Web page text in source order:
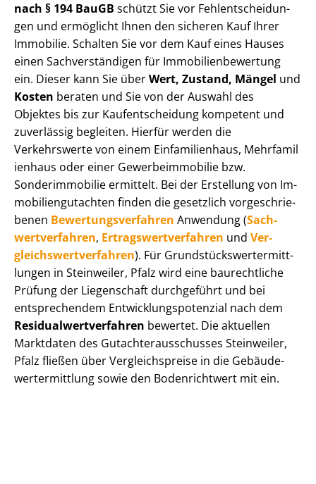
nach § 194 BauGB schützt Sie vor Fehl­ent­schei­dun­
gen und ermöglicht Ihnen den sicheren Kauf Ihrer
Immobilie. Schalten Sie vor dem Kauf eines Hauses
einen Sach­ver­stän­di­gen für Im­mo­bi­li­en­be­wer­tung
ein. Dieser kann Sie überWert, Zustand, Mängel und
Kosten beraten und Sie von der Auswahl des
Objektes bis zur Kauf­ent­schei­dung kompetent und
zuverlässig begleiten. Hierfür werden die
Verkehrswerte von einem Einfamilienhaus, Mehr­fa­mi­l
i­en­haus oder einer Ge­wer­be­im­mo­bi­lie bzw.
Sonderimmobilie ermittelt. Bei der Erstellung von Im­
mo­bi­li­en­gut­ach­ten finden die gesetzlich vor­ge­schrie­
be­nen Be­wer­tungs­ver­fah­ren Anwendung (Sach­
wert­ver­fah­ren, Er­trags­wert­ver­fah­ren und Ver­
gleichs­wert­ver­fah­ren). Für Grund­stücks­wert­ermitt­
lun­gen in Steinweiler, Pfalz wird eine baurechtliche
Prüfung der Liegenschaft durchgeführt und bei
entsprechendem Ent­wick­lungs­po­ten­zi­al nach dem
Re­si­du­al­wert­ver­fah­ren bewertet. Die aktuellen
Marktdaten des Gut­ach­ter­aus­schus­ses Steinweiler,
Pfalz fließen über Ver­gleichs­prei­se in die Ge­bäu­de­
wert­ermitt­lung sowie den Bodenrichtwert mit ein.